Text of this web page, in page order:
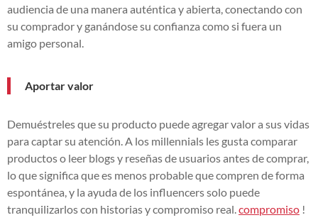
audiencia de una manera auténtica y abierta, conectando con
su comprador y ganándose su confianza como si fuera un
amigo personal.
Aportar valor
Demuéstreles que su producto puede agregar valor a sus vidas
para captar su atención. A los millennials les gusta comparar
productos o leer blogs y reseñas de usuarios antes de comprar,
lo que significa que es menos probable que compren de forma
espontánea, y la ayuda de los influencers solo puede
tranquilizarlos con historias y compromiso real.compromiso !